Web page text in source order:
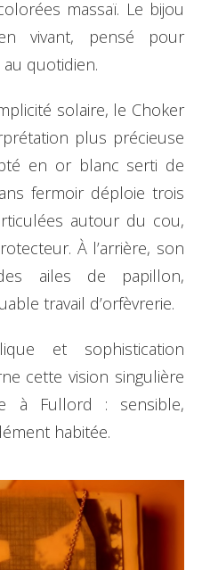
massaï. Le bijou
vivant, pensé pour
quotidien.
solaire, le Choker
plus précieuse
en or blanc serti de
fermoir déploie trois
autour du cou,
À l’arrière, son
ailes de papillon,
travail d’orfèvrerie.
et sophistication
cette vision singulière
à Fullord : sensible,
habitée.